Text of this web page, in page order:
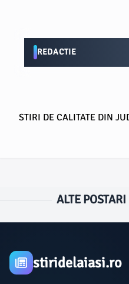
REDACTIE
STIRI DE CALITATE DIN
ALTE
stiridelaiasi.ro